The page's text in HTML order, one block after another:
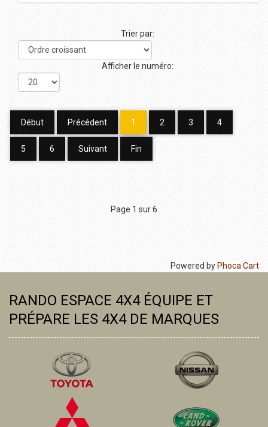
Trier par:
Afficher le numéro:
Début Précédent 1 2 3 4
5 6 Suivant Fin
Page 1 sur 6
Powered by Phoca Cart
RANDO ESPACE 4X4 ÉQUIPE ET
PRÉPARE LES 4X4 DE MARQUES